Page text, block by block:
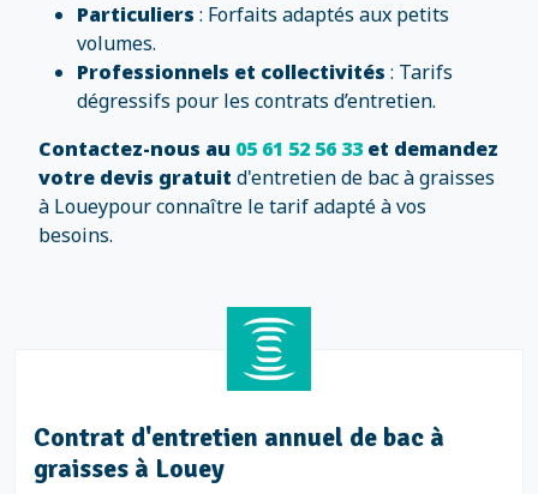
Particuliers : Forfaits adaptés aux petits
volumes.
Professionnels et collectivités : Tarifs
dégressifs pour les contrats d’entretien.
Contactez-nous au 05 61 52 56 33 et demandez
votre devis gratuit d'entretien de bac à graisses
à Loueypour connaître le tarif adapté à vos
besoins.
Contrat d'entretien annuel de bac à
graisses à Louey